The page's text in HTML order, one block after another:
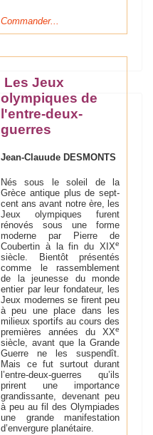
Commander...
Les Jeux
olympiques de
l'entre-deux-
guerres
Jean-Clauude DESMONTS
Nés sous le soleil de la
Grèce antique plus de sept-
cent ans avant notre ère, les
Jeux olympiques furent
rénovés sous une forme
moderne par Pierre de
Coubertin à la fin du XIXe
siècle. Bientôt présentés
comme le rassemblement
de la jeunesse du monde
entier par leur fondateur, les
Jeux modernes se firent peu
à peu une place dans les
milieux sportifs au cours des
premières années du XXe
siècle, avant que la Grande
Guerre ne les suspendît.
Mais ce fut surtout durant
l’entre-deux-guerres qu’ils
prirent une importance
grandissante, devenant peu
à peu au fil des Olympiades
une grande manifestation
d’envergure planétaire.